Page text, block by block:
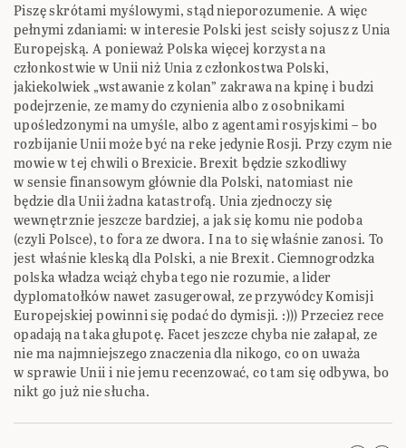
Piszę skrótami myślowymi, stąd nieporozumenie. A więc
pełnymi zdaniami: w interesie Polski jest scisły sojusz z Unia
Europejską. A ponieważ Polska więcej korzysta na
członkostwie w Unii niż Unia z członkostwa Polski,
jakiekolwiek „wstawanie z kolan” zakrawa na kpinę i budzi
podejrzenie, ze mamy do czynienia albo z osobnikami
upośledzonymi na umyśle, albo z agentami rosyjskimi – bo
rozbijanie Unii może być na reke jedynie Rosji. Przy czym nie
mowie w tej chwili o Brexicie. Brexit będzie szkodliwy
w sensie finansowym głównie dla Polski, natomiast nie
będzie dla Unii żadna katastrofą. Unia zjednoczy się
wewnętrznie jeszcze bardziej, a jak się komu nie podoba
(czyli Polsce), to fora ze dwora. I na to się właśnie zanosi. To
jest właśnie kleską dla Polski, a nie Brexit. Ciemnogrodzka
polska władza wciąż chyba tego nie rozumie, a lider
dyplomatołków nawet zasugerował, ze przywódcy Komisji
Europejskiej powinni się podać do dymisji. :))) Przeciez rece
opadają na taka głupotę. Facet jeszcze chyba nie załapał, ze
nie ma najmniejszego znaczenia dla nikogo, co on uważa
w sprawie Unii i nie jemu recenzować, co tam się odbywa, bo
nikt go już nie słucha.